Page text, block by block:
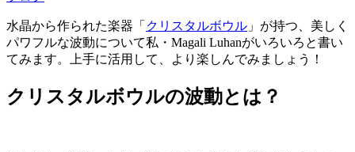
水晶から作られた楽器「 クリスタルボウル 」が持つ、美しく
パワフルな波動について私・Magali Luhanがいろいろと書い
てみます。上手に活用して、より楽しんでみましょう！
クリスタルボウルの波動とは？